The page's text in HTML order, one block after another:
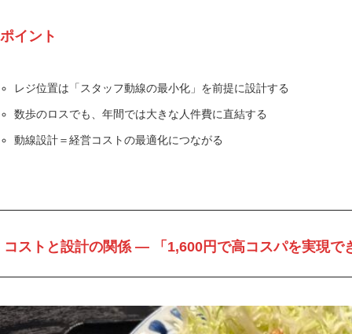
ポイント
レジ位置は「スタッフ動線の最小化」を前提に設計する
数歩のロスでも、年間では大きな人件費に直結する
動線設計＝経営コストの最適化につながる
コストと設計の関係 ― 「1,600円で高コスパを実現で